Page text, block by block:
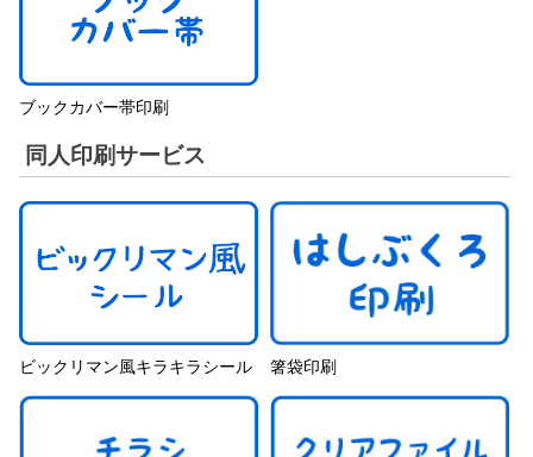
ブックカバー帯印刷
同人印刷サービス
ビックリマン風キラキラシール 箸袋印刷